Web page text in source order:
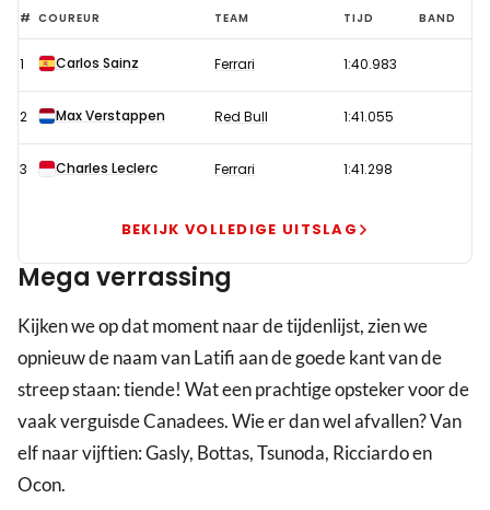
Verstappen
op
de
valreep
door
prachtige
kwalificatie
op
Silverstone
# COUREUR TEAM TIJD BAND
1 Carlos Sainz Ferrari 1:40.983
2 Max Verstappen Red Bull 1:41.055
3 Charles Leclerc Ferrari 1:41.298
BEKIJK VOLLEDIGE UITSLAG
Mega verrassing
Kijken we op dat moment naar de tijdenlijst, zien we
opnieuw de naam van Latifi aan de goede kant van de
streep staan: tiende! Wat een prachtige opsteker voor de
vaak verguisde Canadees. Wie er dan wel afvallen? Van
elf naar vijftien: Gasly, Bottas, Tsunoda, Ricciardo en
Ocon.